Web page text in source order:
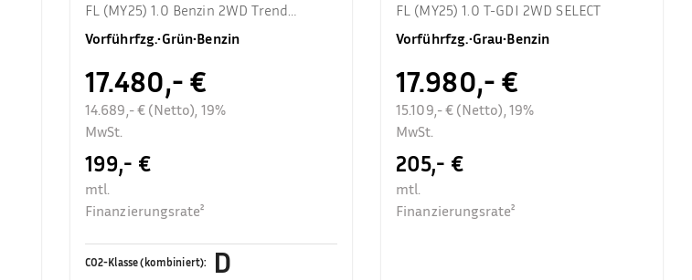
FL (MY25) 1.0 Benzin 2WD Trend
Komfortpaket
Vorführfzg.•Grün•Benzin
17.480,- €
14.689,- € (Netto), 19%
MwSt.
199,- €
mtl.
Finanzierungsrate²
CO2-Klasse (kombiniert): D
FL (MY25) 1.0 T-GDI 2WD SELECT
Vorführfzg.•Grau•Benzin
17.980,- €
15.109,- € (Netto), 19%
MwSt.
205,- €
mtl.
Finanzierungsrate²